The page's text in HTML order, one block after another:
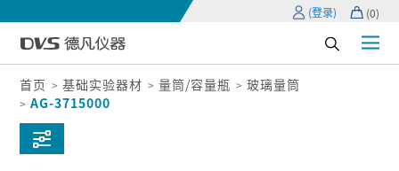
(登录) (0)
首页 基础实验器材 量筒/容量瓶
玻璃量筒
AG-3715000